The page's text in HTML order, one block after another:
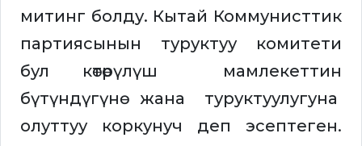
митинг болду. Кытай Коммунисттик
партиясынын туруктуу комитети
бул көтөрүлүш мамлекеттин
бүтүндүгүнө жана туруктуулугуна
олуттуу коркунуч деп эсептеген.